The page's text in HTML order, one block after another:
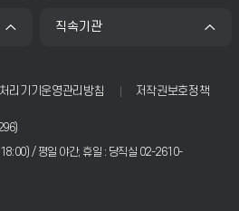
직속기관
리기기운영관리방침 저작권보호정책
/ 평일 야간, 휴일 : 당직실 02-2610-